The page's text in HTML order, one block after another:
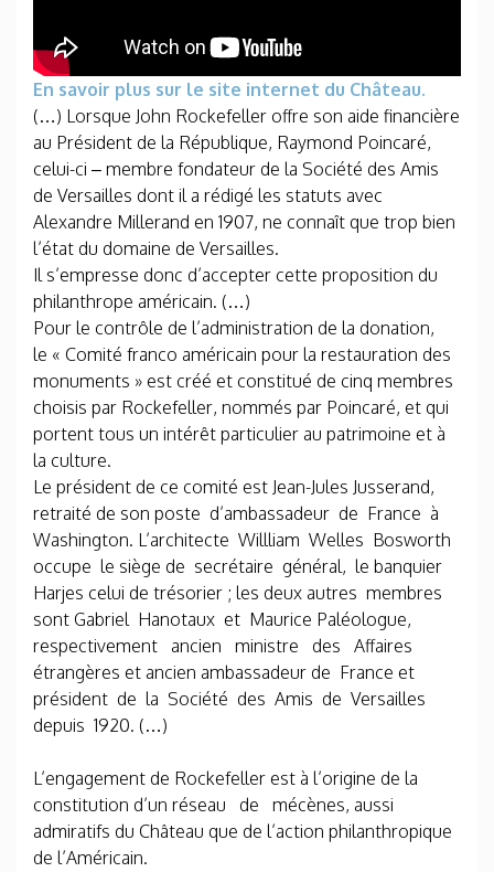
En savoir plus sur le site internet du Château.
(…) Lorsque John Rockefeller offre son aide financière
au Président de la République, Raymond Poincaré,
celui-ci – membre fondateur de la Société des Amis
de Versailles dont il a rédigé les statuts avec
Alexandre Millerand en 1907, ne connaît que trop bien
l’état du domaine de Versailles.
Il s’empresse donc d’accepter cette proposition du
philanthrope américain. (…)
Pour le contrôle de l’administration de la donation,
le « Comité franco­ américain pour la restauration des
monuments » est créé et constitué de cinq membres
choisis par Rockefeller, nommés par Poincaré, et qui
portent tous un intérêt particulier au patrimoine et à
la culture.
Le président de ce comité est Jean-Jules Jusserand,
retraité de son poste d’ambassadeur de France à
Washington. L’architecte Willliam Welles Bosworth
occupe le siège de secrétaire général, le banquier
Harjes celui de trésorier ; les deux autres membres
sont Gabriel Hanotaux et Maurice Paléologue,
respectivement ancien ministre des Affaires
étrangères et ancien ambassadeur de France et
président de la Société des Amis de Versailles
depuis 1920. (…)
L’engagement de Rockefeller est à l’origine de la
constitution d’un réseau de mécènes, aussi
admiratifs du Château que de l’action philanthropique
de l’Américain.